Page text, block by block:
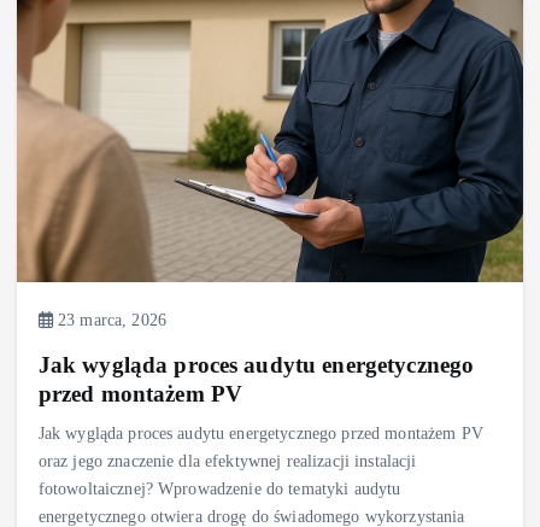
23 marca, 2026
Jak wygląda proces audytu energetycznego
przed montażem PV
Jak wygląda proces audytu energetycznego przed montażem PV
oraz jego znaczenie dla efektywnej realizacji instalacji
fotowoltaicznej? Wprowadzenie do tematyki audytu
energetycznego otwiera drogę do świadomego wykorzystania